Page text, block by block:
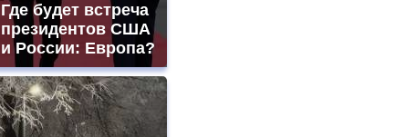
Где будет встреча
президентов США
и России: Европа?